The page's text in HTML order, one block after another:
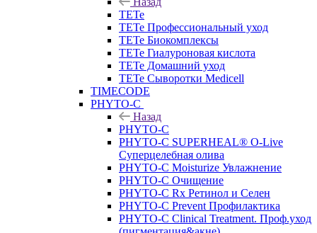
TETe
TETe Профессиональный уход
TETe Биокомплексы
TETe Гиалуроновая кислота
TETe Домашний уход
TETe Сыворотки Medicell
TIMECODE
PHYTO-C
Назад
PHYTO-C
PHYTO-C SUPERHEAL® O-Live
Суперцелебная олива
PHYTO-C Moisturize Увлажнение
PHYTO-C Очищение
PHYTO-C Rx Ретинол и Селен
PHYTO-C Prevent Профилактика
PHYTO-C Clinical Treatment. Проф.уход